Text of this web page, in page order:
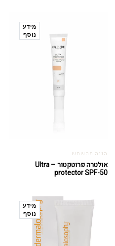
מידע
נוסף
הגנה מהשמש
אולטרה פרוטקטור – Ultra
protector SPF-50
מידע
נוסף